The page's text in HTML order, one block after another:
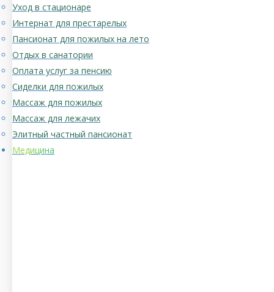
Уход в стационаре
Интернат для престарелых
Пансионат для пожилых на лето
Отдых в санатории
Оплата услуг за пенсию
Сиделки для пожилых
Массаж для пожилых
Массаж для лежачих
Элитный частный пансионат
Медицина